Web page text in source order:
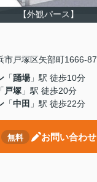
【外観パース】
市戸塚区矢部町1666-87
「踊場」駅 徒歩10分
「 戸塚 」駅 徒歩20分
「中田 」駅 徒歩22分
無料 お問い合わせ